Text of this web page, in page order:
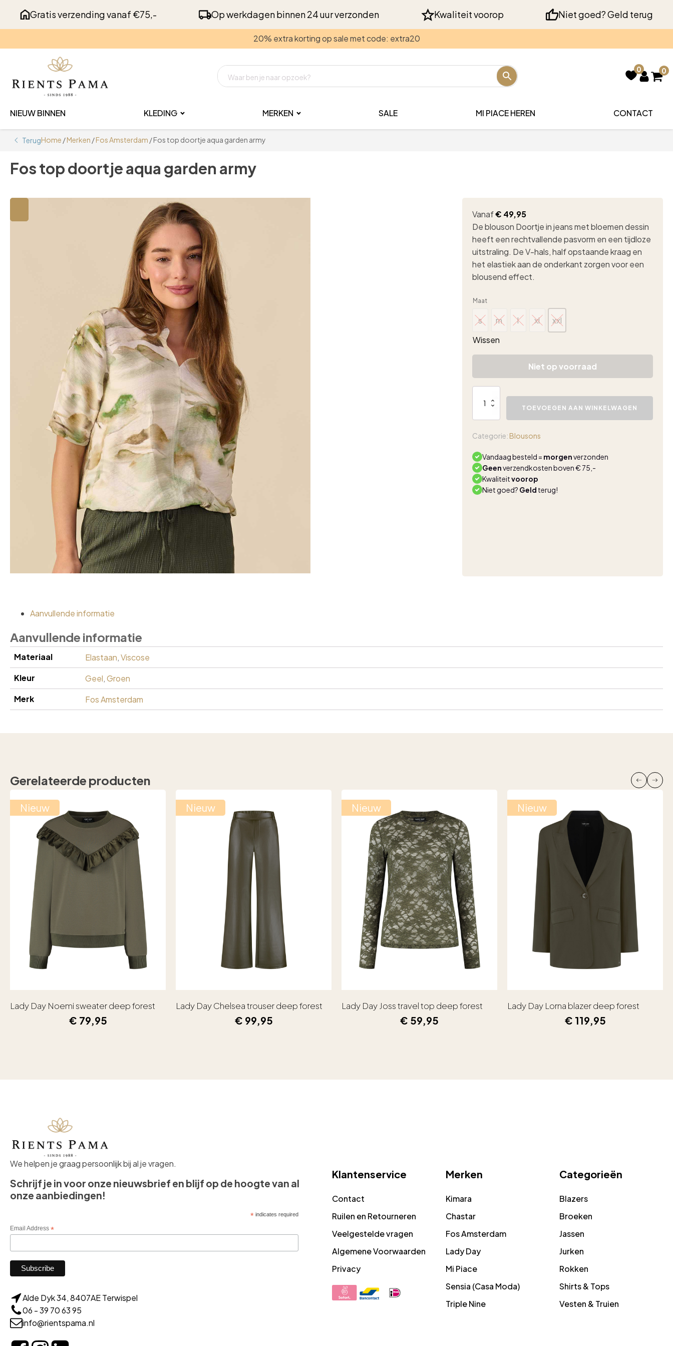
Gratis verzending vanaf €75,- Op werkdagen binnen 24 uur verzonden Kwaliteit voorop Niet goed? Geld terug
20% extra korting op sale met code: extra20
0 0
NIEUW BINNEN KLEDING MERKEN SALE MI PIACE HEREN CONTACT
TerugHome /Merken /Fos Amsterdam / Fos top doortje aqua garden army
Fos top doortje aqua garden army
Vanaf€ 49,95
De blouson Doortje in jeans met bloemen dessin
heeft een rechtvallende pasvorm en een tijdloze
uitstraling. De V-hals, half opstaande kraag en
het elastiek aan de onderkant zorgen voor een
blousend effect.
Maat
s
s
m
m
l
l
xl
xl
xxl
xxl
Wissen
Niet op voorraad
garden
aantal
TOEVOEGEN AAN WINKELWAGEN
Categorie: Blousons
Vandaag besteld = morgenverzonden
Geenverzendkosten boven € 75,-
Kwaliteitvoorop
Niet goed? Geld terug!
Aanvullende informatie
Aanvullende informatie
Materiaal Elastaan,Viscose
Kleur
Geel,Groen
Merk
Fos Amsterdam
Gerelateerde producten
Nieuw
Lady Day Noemi sweater deep forest
€ 79,95
Nieuw
Lady Day Chelsea trouser deep forest
€ 99,95
Nieuw
Lady Day Joss travel top deep forest
€ 59,95
Nieuw
Lady Day Lorna blazer deep forest
€ 119,95
We helpen je graag persoonlijk bij al je vragen.
Schrijf je in voor onze nieuwsbrief en blijf op de hoogte van al
onze aanbiedingen!
* indicates required
Email Address *
Alde Dyk 34, 8407AE Terwispel
06 - 39 70 63 95
info@rientspama.nl
Klantenservice
Contact
Ruilen en Retourneren
Veelgestelde vragen
Algemene Voorwaarden
Privacy
Merken
Kimara
Chastar
Fos Amsterdam
Lady Day
Mi Piace
Sensia (Casa Moda)
Triple Nine
Categorieën
Blazers
Broeken
Jassen
Jurken
Rokken
Shirts & Tops
Vesten & Truien